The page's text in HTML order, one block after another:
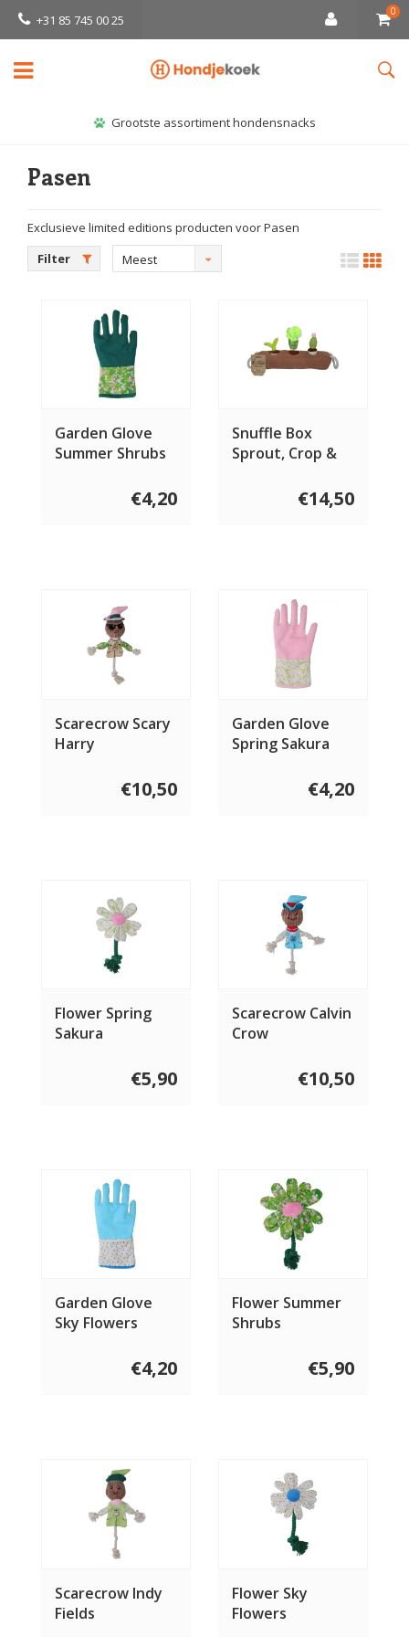
+31 85 745 00 25
0
Grootste assortiment hondensnacks
Pasen
Exclusieve limited editions producten voor Pasen
Filter
Meest
Garden Glove
Summer Shrubs
€4,20
Snuffle Box
Sprout, Crop &
€14,50
Scarecrow Scary
Harry
€10,50
Garden Glove
Spring Sakura
€4,20
Flower Spring
Sakura
€5,90
Scarecrow Calvin
Crow
€10,50
Garden Glove
Sky Flowers
€4,20
Flower Summer
Shrubs
€5,90
Scarecrow Indy
Fields
Flower Sky
Flowers